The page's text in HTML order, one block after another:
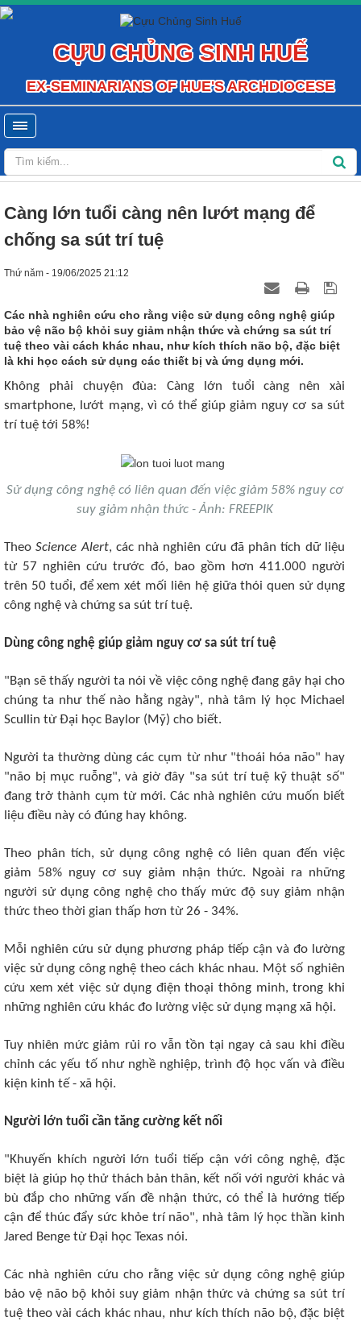
CỰU CHỦNG SINH HUẾ
EX-SEMINARIANS OF HUE'S ARCHDIOCESE
Càng lớn tuổi càng nên lướt mạng để
chống sa sút trí tuệ
Thứ năm - 19/06/2025 21:12
Các nhà nghiên cứu cho rằng việc sử dụng công nghệ giúp
bảo vệ não bộ khỏi suy giảm nhận thức và chứng sa sút trí
tuệ theo vài cách khác nhau, như kích thích não bộ, đặc biệt
là khi học cách sử dụng các thiết bị và ứng dụng mới.
Không phải chuyện đùa: Càng lớn tuổi càng nên xài
smartphone, lướt mạng, vì có thể giúp giảm nguy cơ sa sút
trí tuệ tới 58%!
Sử dụng công nghệ có liên quan đến việc giảm 58% nguy cơ
suy giảm nhận thức - Ảnh: FREEPIK
TheoScience Alert, các nhà nghiên cứu đã phân tích dữ liệu
từ 57 nghiên cứu trước đó, bao gồm hơn 411.000 người
trên 50 tuổi, để xem xét mối liên hệ giữa thói quen sử dụng
công nghệ và chứng sa sút trí tuệ.
Dùng công nghệ giúp giảm nguy cơ sa sút trí tuệ
"Bạn sẽ thấy người ta nói về việc công nghệ đang gây hại cho
chúng ta như thế nào hằng ngày", nhà tâm lý học Michael
Scullin từ Đại học Baylor (Mỹ) cho biết.
Người ta thường dùng các cụm từ như "thoái hóa não" hay
"não bị mục ruỗng", và giờ đây "sa sút trí tuệ kỹ thuật số"
đang trở thành cụm từ mới. Các nhà nghiên cứu muốn biết
liệu điều này có đúng hay không.
Theo phân tích, sử dụng công nghệ có liên quan đến việc
giảm 58% nguy cơ suy giảm nhận thức. Ngoài ra những
người sử dụng công nghệ cho thấy mức độ suy giảm nhận
thức theo thời gian thấp hơn từ 26 - 34%.
Mỗi nghiên cứu sử dụng phương pháp tiếp cận và đo lường
việc sử dụng công nghệ theo cách khác nhau. Một số nghiên
cứu xem xét việc sử dụng điện thoại thông minh, trong khi
những nghiên cứu khác đo lường việc sử dụng mạng xã hội.
Tuy nhiên mức giảm rủi ro vẫn tồn tại ngay cả sau khi điều
chỉnh các yếu tố như nghề nghiệp, trình độ học vấn và điều
kiện kinh tế - xã hội.
Người lớn tuổi cần tăng cường kết nối
"Khuyến khích người lớn tuổi tiếp cận với công nghệ, đặc
biệt là giúp họ thử thách bản thân, kết nối với người khác và
bù đắp cho những vấn đề nhận thức, có thể là hướng tiếp
cận để thúc đẩy sức khỏe trí não", nhà tâm lý học thần kinh
Jared Benge từ Đại học Texas nói.
Các nhà nghiên cứu cho rằng việc sử dụng công nghệ giúp
bảo vệ não bộ khỏi suy giảm nhận thức và chứng sa sút trí
tuệ theo vài cách khác nhau, như kích thích não bộ, đặc biệt